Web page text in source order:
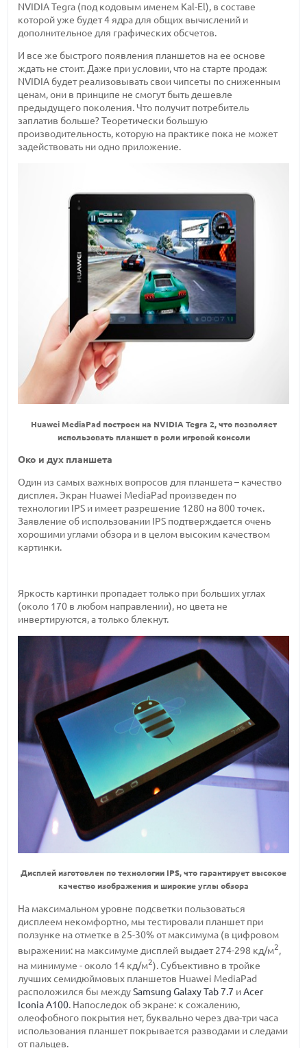
NVIDIA Tegra (под кодовым именем Kal-El), в составе
которой уже будет 4 ядра для общих вычислений и
дополнительное для графических обсчетов.
И все же быстрого появления планшетов на ее основе
ждать не стоит. Даже при условии, что на старте продаж
NVIDIA будет реализовывать свои чипсеты по сниженным
ценам, они в принципе не смогут быть дешевле
предыдущего поколения. Что получит потребитель
заплатив больше? Теоретически большую
производительность, которую на практике пока не может
задействовать ни одно приложение.
Huawei MediaPad построен на NVIDIA Tegra 2, что позволяет
использовать планшет в роли игровой консоли
Око и дух планшета
Один из самых важных вопросов для планшета – качество
дисплея. Экран Huawei MediaPad произведен по
технологии IPS и имеет разрешение 1280 на 800 точек.
Заявление об использовании IPS подтверждается очень
хорошими углами обзора и в целом высоким качеством
картинки.
Яркость картинки пропадает только при больших углах
(около 170 в любом направлении), но цвета не
инвертируются, а только блекнут.
Дисплей изготовлен по технологии IPS, что гарантирует высокое
качество изображения и широкие углы обзора
На максимальном уровне подсветки пользоваться
дисплеем некомфортно, мы тестировали планшет при
ползунке на отметке в 25-30% от максимума (в цифровом
выражении: на максимуме дисплей выдает 274-298 кд/м2,
на минимуме - около 14 кд/м2). Субъективно в тройке
лучших семидюймовых планшетов Huawei MediaPad
расположился бы междуSamsung Galaxy Tab 7.7 иAcer
Iconia A100. Напоследок об экране: к сожалению,
олеофобного покрытия нет, буквально через два-три часа
использования планшет покрывается разводами и следами
от пальцев.